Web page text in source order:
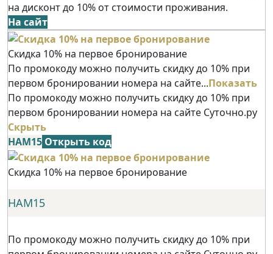
на дисконт до 10% от стоимости проживания.
На сайт
Скидка 10% на первое бронирование
По промокоду можно получить скидку до 10% при
первом бронировании номера на сайте...Показать
По промокоду можно получить скидку до 10% при
первом бронировании номера на сайте Суточно.ру
Скрыть
НАМ15 Открыть код
Скидка 10% на первое бронирование
НАМ15
По промокоду можно получить скидку до 10% при